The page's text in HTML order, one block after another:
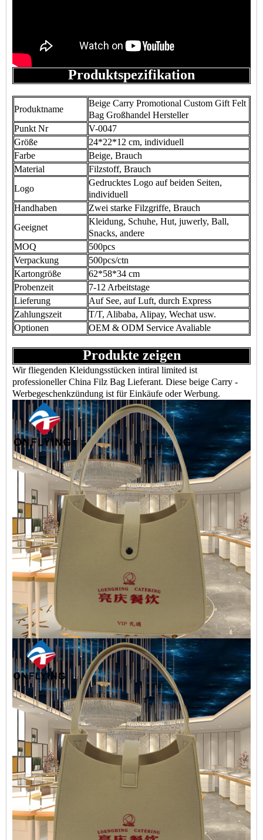
Produktspezifikation
Produktname
Beige Carry Promotional Custom Gift Felt
Bag Großhandel Hersteller
Punkt Nr
V-0047
Größe
24*22*12 cm, individuell
Farbe
Beige, Brauch
Material
Filzstoff, Brauch
Logo
Gedrucktes Logo auf beiden Seiten,
individuell
Handhaben
Zwei starke Filzgriffe, Brauch
Geeignet
Kleidung, Schuhe, Hut, juwerly, Ball,
Snacks, andere
MOQ
500pcs
Verpackung
500pcs/ctn
Kartongröße
62*58*34 cm
Probenzeit
7-12 Arbeitstage
Lieferung
Auf See, auf Luft, durch Express
Zahlungszeit
T/T, Alibaba, Alipay, Wechat usw.
Optionen
OEM & ODM Service Avaliable
Produkte zeigen
Wir fliegenden Kleidungsstücken intiral limited ist
professioneller China Filz Bag Lieferant. Diese beige Carry -
Werbegeschenkzündung ist für Einkäufe oder Werbung.